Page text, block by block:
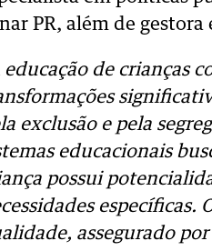
PR, além de
educação de crianças
exclusão e pela
educacionais
possui
específicas.
assegurado